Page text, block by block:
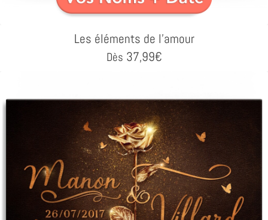
Les éléments de l'amour
Dès 37,99€